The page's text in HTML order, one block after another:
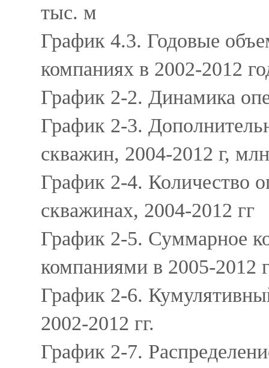
тыс. м
График 4.3. Годовые
компаниях в 2002-2012
График 2-2. Динамика
График 2-3.
скважин, 2004-2012 г,
График 2-4. Количество
скважинах, 2004-2012 гг
График 2-5. Суммарное
компаниями в 2005-2012
График 2-6.
2002-2012 гг.
График 2-7.